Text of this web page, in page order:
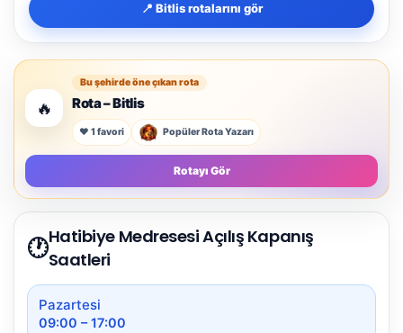
📍 Bitlis rotalarını gör
🔥
Bu şehirde öne çıkan rota
Rota – Bitlis
❤️ 1 favori Popüler Rota Yazarı
Rotayı Gör
🕐Hatibiye Medresesi Açılış Kapanış
Saatleri
Pazartesi
09:00 – 17:00